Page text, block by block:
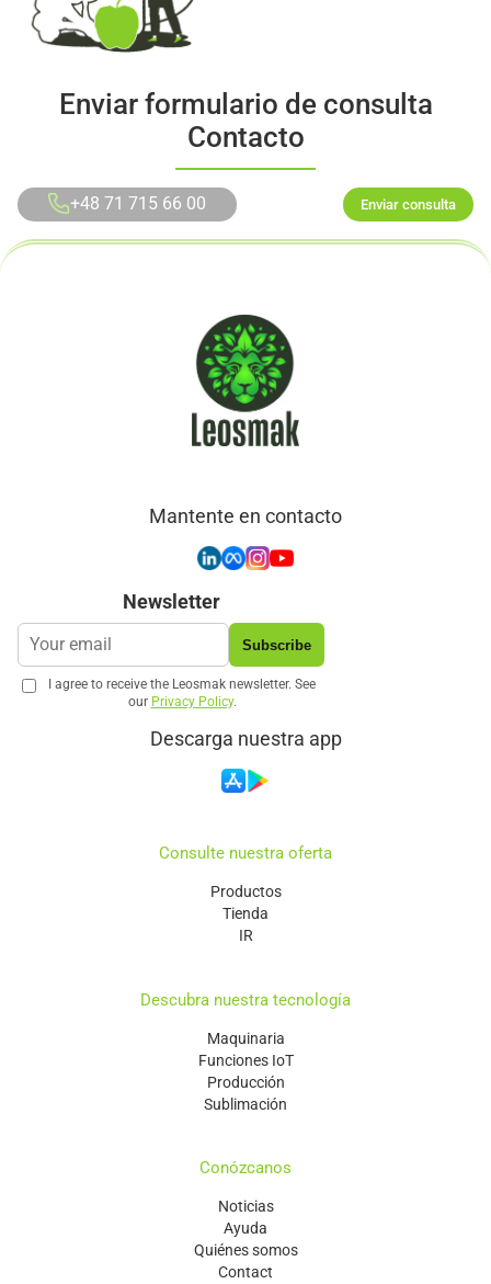
Enviar formulario de consulta
Contacto
+48 71 715 66 00 Enviar consulta
Mantente en contacto
Newsletter
Subscribe
I agree to receive the Leosmak newsletter. See
our Privacy Policy.
Descarga nuestra app
Consulte nuestra oferta
Productos
Tienda
IR
Descubra nuestra tecnología
Maquinaria
Funciones IoT
Producción
Sublimación
Conózcanos
Noticias
Ayuda
Quiénes somos
Contact